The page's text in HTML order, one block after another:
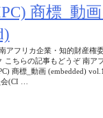
商標_動
フリカ企業・知的財産権
こちらの記事もどうぞ 南ア
商標_動画 (embedded)
(CI …